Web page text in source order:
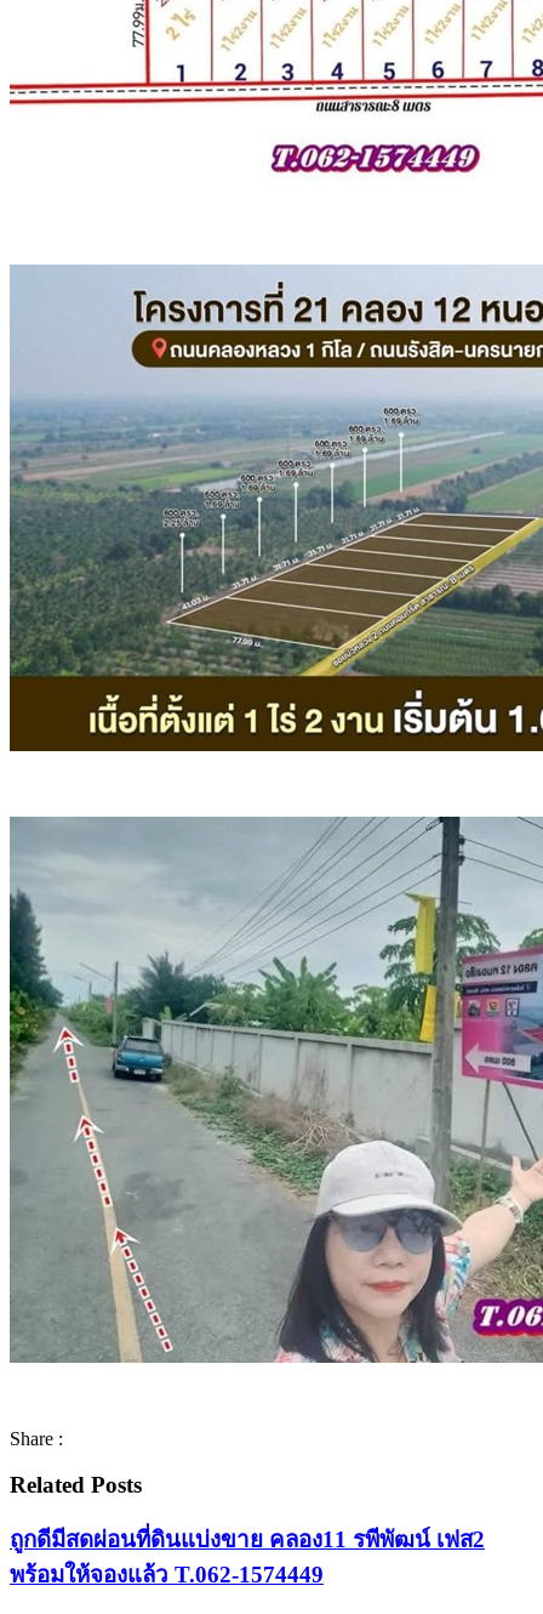
Share :
Related Posts
ถูกดีมีสดผ่อนที่ดินแบ่งขาย คลอง11 รพีพัฒน์ เฟส2
พร้อมให้จองแล้ว T.062-1574449